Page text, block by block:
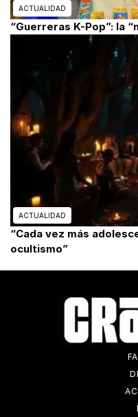
ACTUALIDAD
“Guerreras K-Pop”: la
ACTUALIDAD
“Cada vez más
ocultismo”